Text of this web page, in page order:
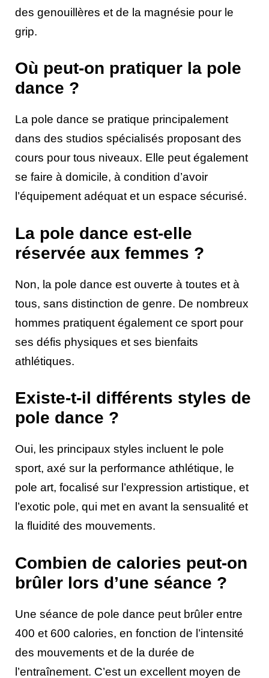
des genouillères et de la magnésie pour le
grip.
Où peut-on pratiquer la pole
dance ?
La pole dance se pratique principalement
dans des studios spécialisés proposant des
cours pour tous niveaux. Elle peut également
se faire à domicile, à condition d’avoir
l’équipement adéquat et un espace sécurisé.
La pole dance est-elle
réservée aux femmes ?
Non, la pole dance est ouverte à toutes et à
tous, sans distinction de genre. De nombreux
hommes pratiquent également ce sport pour
ses défis physiques et ses bienfaits
athlétiques.
Existe-t-il différents styles de
pole dance ?
Oui, les principaux styles incluent le pole
sport, axé sur la performance athlétique, le
pole art, focalisé sur l’expression artistique, et
l’exotic pole, qui met en avant la sensualité et
la fluidité des mouvements.
Combien de calories peut-on
brûler lors d’une séance ?
Une séance de pole dance peut brûler entre
400 et 600 calories, en fonction de l’intensité
des mouvements et de la durée de
l’entraînement. C’est un excellent moyen de